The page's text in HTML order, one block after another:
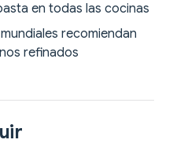
en todas las cocinas
recomiendan
refinados